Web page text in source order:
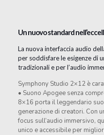
Un nuovo standard
La nuova interfaccia audio
per soddisfare le esigenze di
tradizionali e per l’audio
Symphony Studio 2×12 è
• Suono Apogee senza
8×16 porta il leggendario
generazione di creatori. Con
focus sull’audio immersivo,
unico e accessibile per